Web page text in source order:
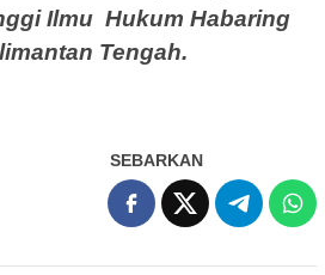
Ilmu Hukum Habaring
Tengah.
SEBARKAN